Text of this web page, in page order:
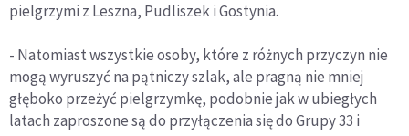
pielgrzymi z Leszna, Pudliszek i Gostynia.
- Natomiast wszystkie osoby, które z różnych przyczyn nie
mogą wyruszyć na pątniczy szlak, ale pragną nie mniej
głęboko przeżyć pielgrzymkę, podobnie jak w ubiegłych
latach zaproszone są do przyłączenia się do Grupy 33 i